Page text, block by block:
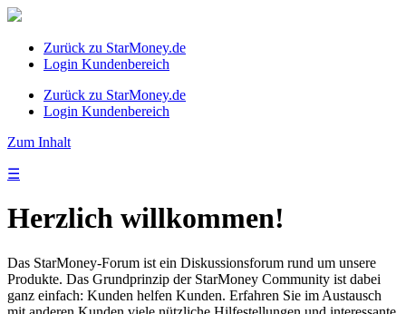
Zurück zu StarMoney.de
Login Kundenbereich
Zurück zu StarMoney.de
Login Kundenbereich
Zum Inhalt
☰
Herzlich willkommen!
Das StarMoney-Forum ist ein Diskussionsforum rund um unsere
Produkte. Das Grundprinzip der StarMoney Community ist dabei
ganz einfach: Kunden helfen Kunden. Erfahren Sie im Austausch